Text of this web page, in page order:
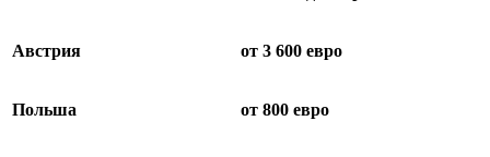
Австрия от 3 600 евро
Польша от 800 евро